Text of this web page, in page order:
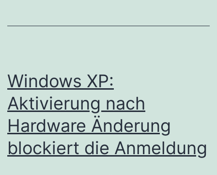
Windows XP:
Aktivierung nach
Hardware Änderung
blockiert die Anmeldung